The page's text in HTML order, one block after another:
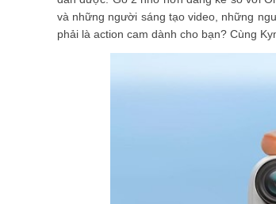
và những người sáng tạo video, những
phải là action cam dành cho bạn? Cùng